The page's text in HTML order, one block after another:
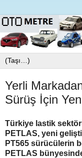
Yerli
Sürüş İçin
Türkiye lastik
PETLAS, yeni
PT565 sürücülerin
PETLAS